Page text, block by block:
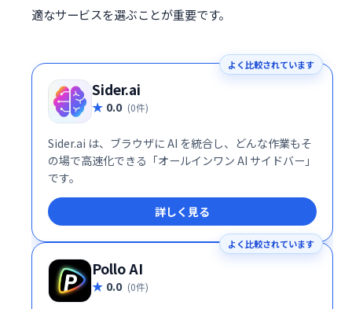
適なサービスを選ぶことが重要です。
よく比較されています
Sider.ai
0.0 (0件)
Sider.ai は、ブラウザに AI を統合し、どんな作業もそ
の場で高速化できる「オールインワン AI サイドバー」
です。
詳しく見る
よく比較されています
Pollo AI
0.0 (0件)